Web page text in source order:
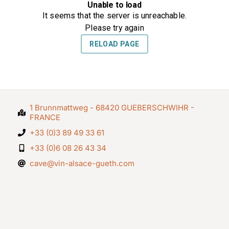
1 Brunnmattweg - 68420 GUEBERSCHWIHR -
FRANCE
+33 (0)3 89 49 33 61
+33 (0)6 08 26 43 34
cave@vin-alsace-gueth.com